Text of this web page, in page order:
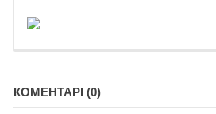
КОМЕНТАРІ (0)